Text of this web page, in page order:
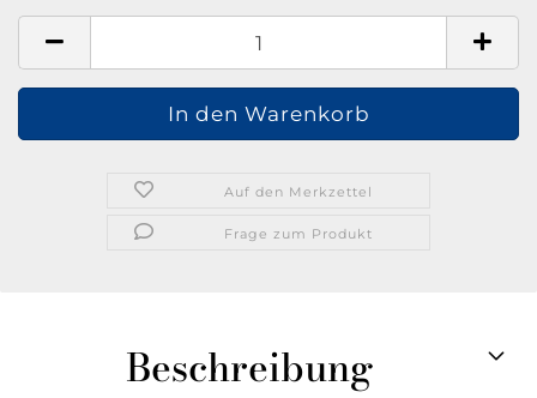
Auf den Merkzettel
Frage zum Produkt
Beschreibung